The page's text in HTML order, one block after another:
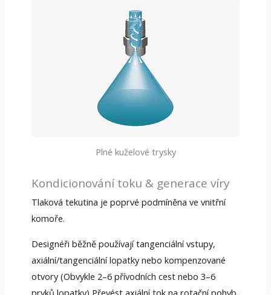
Plné kuželové trysky
Kondicionování toku & generace víry
Tlaková tekutina je poprvé podmíněna ve vnitřní
komoře.
Designéři běžně používají tangenciální vstupy,
axiální/tangenciální lopatky nebo kompenzované
otvory (Obvykle 2–6 přívodních cest nebo 3–6